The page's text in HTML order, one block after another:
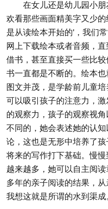
在女儿还是幼儿园小
欢看那些画面精美字又少
是从读绘本开始的'，我们
网上下载绘本或者音频，
借书，甚至直接买一些比
书一直都是不断的。绘本
图文并茂，是学龄前儿童
可以吸引孩子的注意力，
的观察力，孩子的观察视
不同的，她会表述她的认
论，这也是无形中培养了
将来的写作打下基础。慢
越来越多，她可以自主阅
多年的亲子阅读的结果，
我想这就是所谓的水到渠成